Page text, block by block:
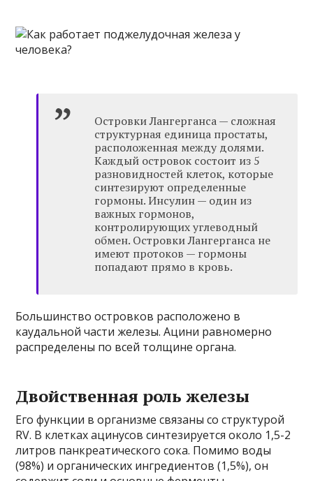
Островки Лангерганса — сложная
структурная единица простаты,
расположенная между долями.
Каждый островок состоит из 5
разновидностей клеток, которые
синтезируют определенные
гормоны. Инсулин — один из
важных гормонов,
контролирующих углеводный
обмен. Островки Лангерганса не
имеют протоков — гормоны
попадают прямо в кровь.
Большинство островков расположено в
каудальной части железы. Ацини равномерно
распределены по всей толщине органа.
Двойственная роль железы
Его функции в организме связаны со структурой
RV. В клетках ацинусов синтезируется около 1,5-2
литров панкреатического сока. Помимо воды
(98%) и органических ингредиентов (1,5%), он